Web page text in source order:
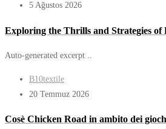
5 Ağustos 2026
Exploring the Thrills and Strategies
Auto-generated excerpt ..
B10textile
20 Temmuz 2026
Cosè Chicken Road in ambito dei